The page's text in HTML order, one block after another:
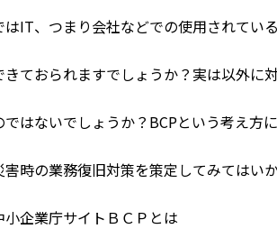
はIT、つまり会社などでの使用されてい
きておられますでしょうか？実は以外に
ではないでしょうか？BCPという考え方
害時の業務復旧対策を策定してみてはい
小企業庁サイトＢＣＰとは